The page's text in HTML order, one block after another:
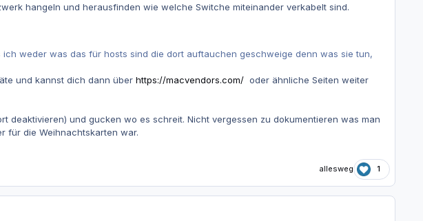
hangeln und herausfinden wie welche Switche miteinander verkabelt sind.
weder was das für hosts sind die dort auftauchen geschweige denn was sie tun,
und kannst dich dann über https://macvendors.com/oder ähnliche Seiten weiter
deaktivieren) und gucken wo es schreit. Nicht vergessen zu dokumentieren was man
für die Weihnachtskarten war.
allesweg 1